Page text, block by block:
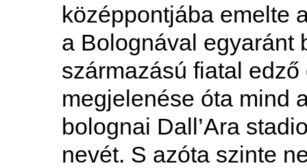
középpontjába emelte
a Bolognával egyaránt
származású fiatal
megjelenése óta mind
bolognai Dall’Ara
nevét. S azóta szinte